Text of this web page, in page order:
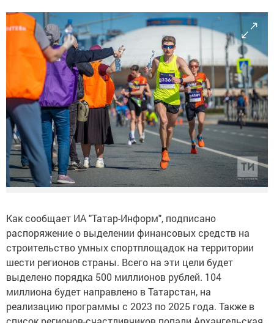
Как сообщает ИА "Татар-Информ", подписано
распоряжение о выделении финансовых средств на
строительство умных спортплощадок на территории
шести регионов страны. Всего на эти цели будет
выделено порядка 500 миллионов рублей. 104
миллиона будет направлено в Татарстан, на
реализацию программы с 2023 по 2025 года. Также в